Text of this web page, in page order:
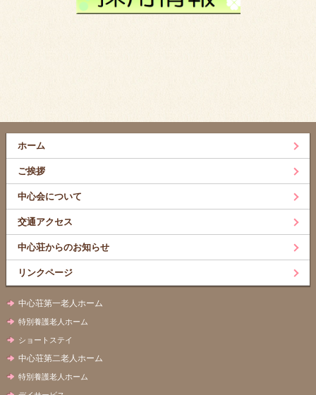
ホーム
ご挨拶
中心会について
交通アクセス
中心荘からのお知らせ
リンクページ
中心荘第一老人ホーム
特別養護老人ホーム
ショートステイ
中心荘第二老人ホーム
特別養護老人ホーム